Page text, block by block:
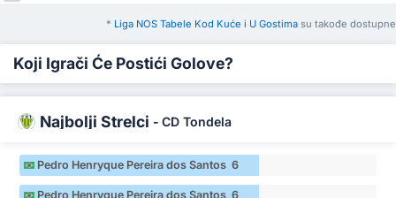
* Liga NOS Tabele Kod Kuće i U Gostima su takođe dostupne
Koji Igrači Će Postići Golove?
Najbolji Strelci - CD Tondela
Pedro Henryque Pereira dos Santos 6
Pedro Henryque Pereira dos Santos 6